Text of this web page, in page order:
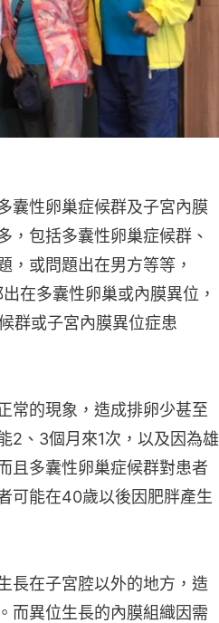
囊性卵巢症候群及子宮內膜
，包括多囊性卵巢症候群、
，或問題出在男方等等，
在多囊性卵巢或內膜異位，
群或子宮內膜異位症患
常的現象，造成排卵少甚至
2、3個月來1次，以及因為雄
且多囊性卵巢症候群對患者
可能在40歲以後因肥胖產生
長在子宮腔以外的地方，造
而異位生長的內膜組織因需